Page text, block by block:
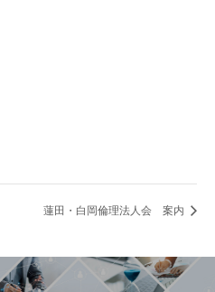
蓮田・白岡倫理法人会 案内